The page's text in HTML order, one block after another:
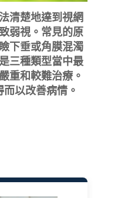
清楚地達到視網
弱視。常見的原
下垂或角膜混濁
三種類型當中最
重和較難治療。
以改善病情。